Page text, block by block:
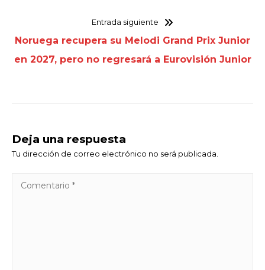
Entrada siguiente
Noruega recupera su Melodi Grand Prix Junior
en 2027, pero no regresará a Eurovisión Junior
Deja una respuesta
Tu dirección de correo electrónico no será publicada.